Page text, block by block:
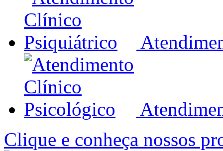
Clique e conheça nossos